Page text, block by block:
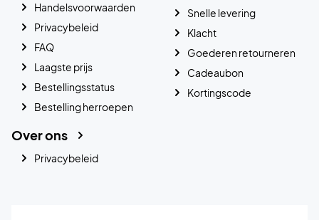
Handelsvoorwaarden
Privacybeleid
FAQ
Laagste prijs
Bestellingsstatus
Bestelling herroepen
Snelle levering
Klacht
Goederen retourneren
Cadeaubon
Kortingscode
Over ons
Privacybeleid